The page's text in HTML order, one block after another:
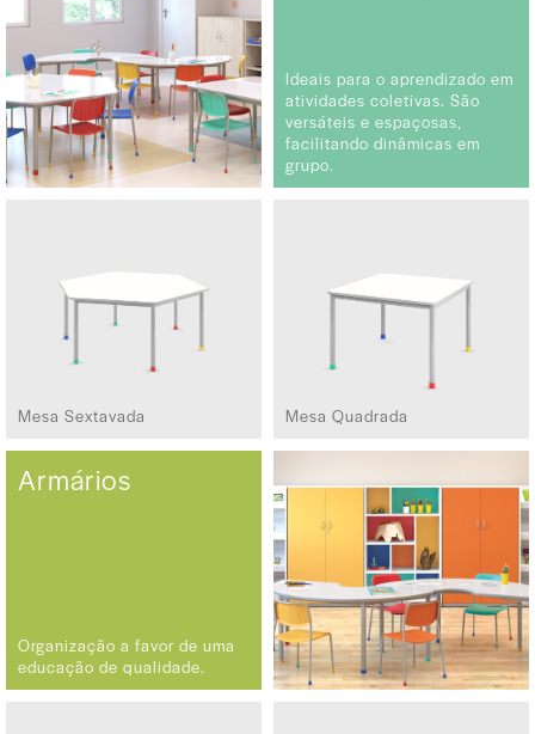
Ideais para o aprendizado em
atividades coletivas. São
versáteis e espaçosas,
facilitando dinâmicas em
grupo.
Mesa Sextavada Mesa Quadrada
Armários
Organização a favor de uma
educação de qualidade.